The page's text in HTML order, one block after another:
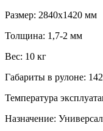
Размер: 2840х1420 мм
Толщина: 1,7-2 мм
Вес: 10 кг
Габариты в рулоне:
Температура
Назначение: